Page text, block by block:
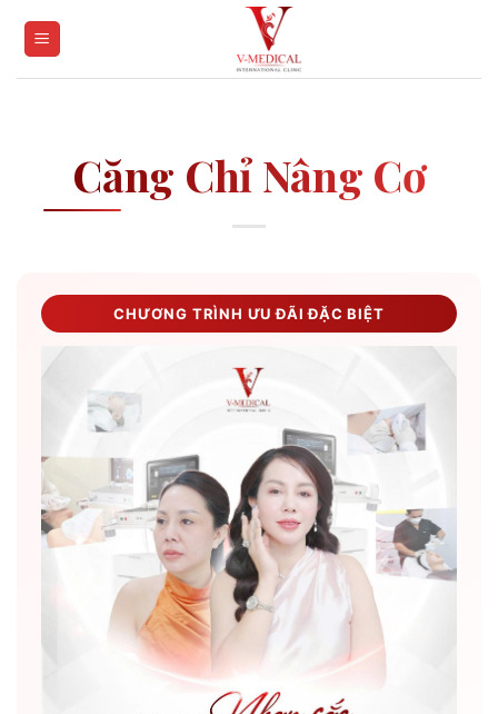
Căng Chỉ Nâng Cơ
CHƯƠNG TRÌNH ƯU ĐÃI ĐẶC BIỆT